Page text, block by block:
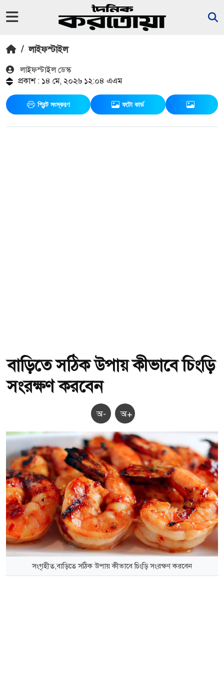
/ লাইফস্টাইল
লাইফস্টাইল ডেস্ক
প্রকাশ : ১৪ মে, ২০২৬ ১২:০৪ এএম
প্রিন্ট সংস্করণ ফটো কার্ড
বাড়িতে সঠিক উপায় কীভাবে চিংড়ি
সংরক্ষণ করবেন
অ- অ+
সংগৃহীত,বাড়িতে সঠিক উপায় কীভাবে চিংড়ি সংরক্ষণ করবেন